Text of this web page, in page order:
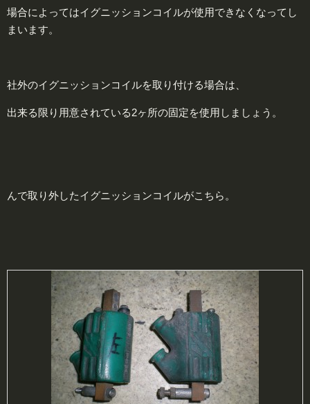
場合によってはイグニッションコイルが使用できなくなってし
まいます。
社外のイグニッションコイルを取り付ける場合は、
出来る限り用意されている2ヶ所の固定を使用しましょう。
んで取り外したイグニッションコイルがこちら。